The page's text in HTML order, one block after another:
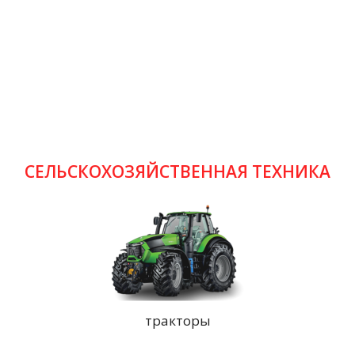
СЕЛЬСКОХОЗЯЙСТВЕННАЯ ТЕХНИКА
тракторы